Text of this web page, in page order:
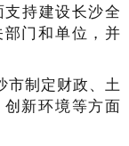
持建设长沙全
门和单位，并
市制定财政、土
新环境等方面